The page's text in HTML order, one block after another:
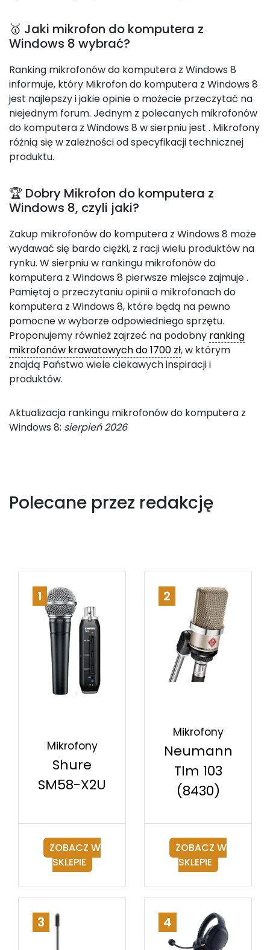
🥇 Jaki mikrofon do komputera z
Windows 8 wybrać?
Ranking mikrofonów do komputera z Windows 8
informuje, który Mikrofon do komputera z Windows 8
jest najlepszy i jakie opinie o możecie przeczytać na
niejednym forum. Jednym z polecanych mikrofonów
do komputera z Windows 8 w sierpniu jest . Mikrofony
różnią się w zależności od specyfikacji technicznej
produktu.
🏆 Dobry Mikrofon do komputera z
Windows 8, czyli jaki?
Zakup mikrofonów do komputera z Windows 8 może
wydawać się bardo ciężki, z racji wielu produktów na
rynku. W sierpniu w rankingu mikrofonów do
komputera z Windows 8 pierwsze miejsce zajmuje.
Pamiętaj o przeczytaniu opinii o mikrofonach do
komputera z Windows 8, które będą na pewno
pomocne w wyborze odpowiedniego sprzętu.
Proponujemy również zajrzeć na podobny ranking
mikrofonów krawatowych do 1700 zł, w którym
znajdą Państwo wiele ciekawych inspiracji i
produktów.
Aktualizacja rankingu mikrofonów do komputera z
Windows 8: sierpień 2026
Polecane przez redakcję
1
Mikrofony
Shure
SM58-X2U
ZOBACZ W
SKLEPIE
2
Mikrofony
Neumann
Tlm 103
(8430)
ZOBACZ W
SKLEPIE
3 4